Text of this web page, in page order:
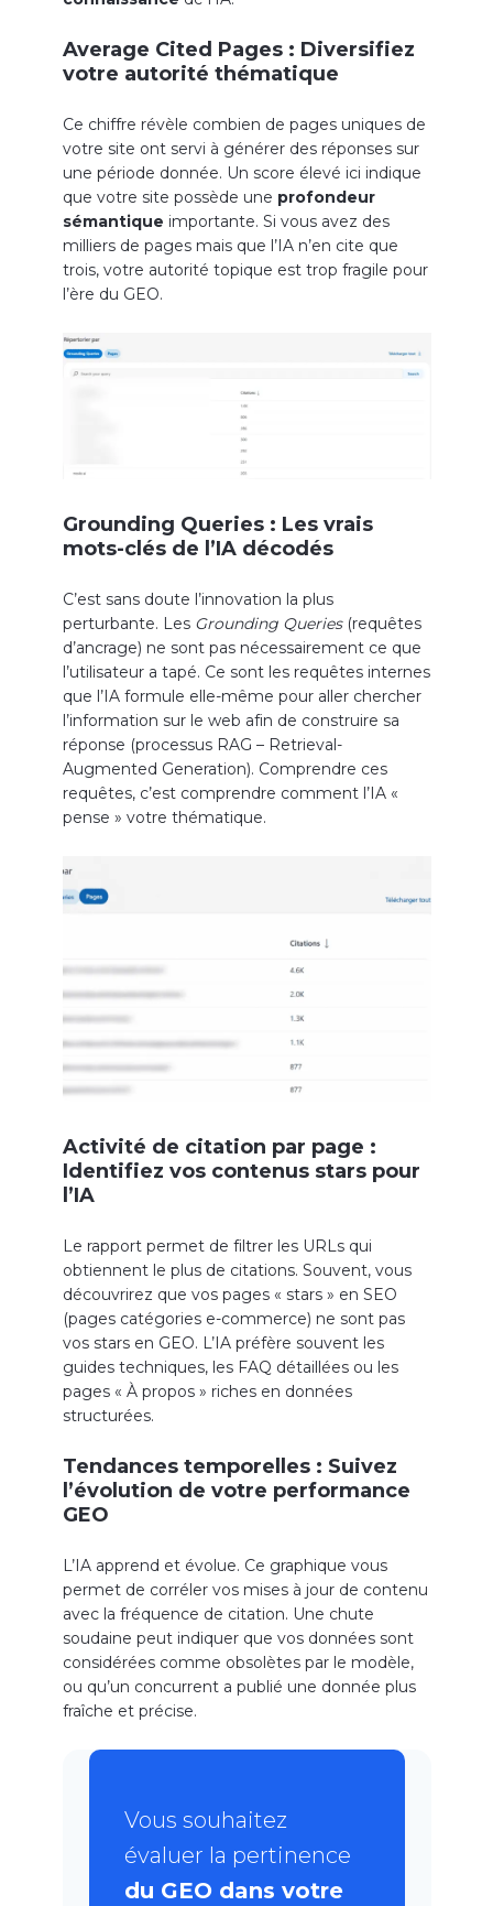
Average Cited Pages : Diversifiez
votre autorité thématique
Ce chiffre révèle combien de pages uniques de
votre site ont servi à générer des réponses sur
une période donnée. Un score élevé ici indique
que votre site possède une profondeur
sémantique importante. Si vous avez des
milliers de pages mais que l’IA n’en cite que
trois, votre autorité topique est trop fragile pour
l’ère du GEO.
Grounding Queries : Les vrais
mots-clés de l’IA décodés
C’est sans doute l’innovation la plus
perturbante. Les Grounding Queries(requêtes
d’ancrage) ne sont pas nécessairement ce que
l’utilisateur a tapé. Ce sont les requêtes internes
que l’IA formule elle-même pour aller chercher
l’information sur le web afin de construire sa
réponse (processus RAG – Retrieval-
Augmented Generation). Comprendre ces
requêtes, c’est comprendre comment l’IA «
pense » votre thématique.
Activité de citation par page :
Identifiez vos contenus stars pour
l’IA
Le rapport permet de filtrer les URLs qui
obtiennent le plus de citations. Souvent, vous
découvrirez que vos pages « stars » en SEO
(pages catégories e-commerce) ne sont pas
vos stars en GEO. L’IA préfère souvent les
guides techniques, les FAQ détaillées ou les
pages « À propos » riches en données
structurées.
Tendances temporelles : Suivez
l’évolution de votre performance
GEO
L’IA apprend et évolue. Ce graphique vous
permet de corréler vos mises à jour de contenu
avec la fréquence de citation. Une chute
soudaine peut indiquer que vos données sont
considérées comme obsolètes par le modèle,
ou qu’un concurrent a publié une donnée plus
fraîche et précise.
Vous souhaitez
évaluer la pertinence
du GEO dans votre